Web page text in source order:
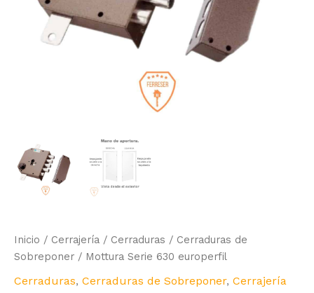
Inicio / Cerrajería / Cerraduras / Cerraduras de
Sobreponer / Mottura Serie 630 europerfil
Cerraduras, Cerraduras de Sobreponer, Cerrajería